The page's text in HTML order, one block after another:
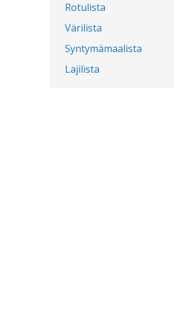
Rotulista
Värilista
Syntymämaalista
Lajilista